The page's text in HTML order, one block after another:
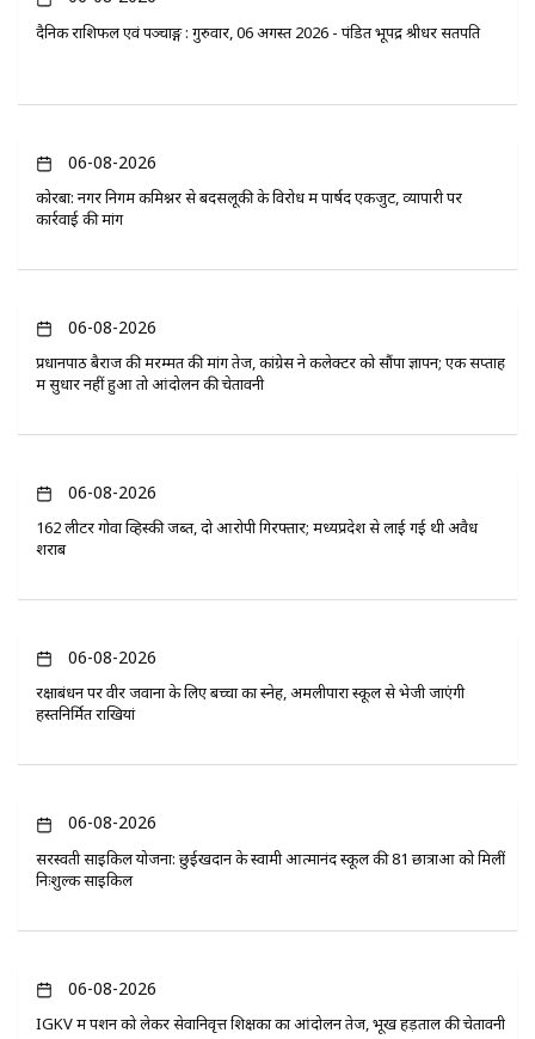
दैनिक राशिफल एवं पञ्चाङ्ग : गुरुवार, 06 अगस्त 2026 - पंडित भूपेंद्र श्रीधर सतपति
06-08-2026
कोरबा: नगर निगम कमिश्नर से बदसलूकी के विरोध में पार्षद एकजुट, व्यापारी पर
कार्रवाई की मांग
06-08-2026
प्रधानपाठ बैराज की मरम्मत की मांग तेज, कांग्रेस ने कलेक्टर को सौंपा ज्ञापन; एक सप्ताह
में सुधार नहीं हुआ तो आंदोलन की चेतावनी
06-08-2026
162 लीटर गोवा व्हिस्की जब्त, दो आरोपी गिरफ्तार; मध्यप्रदेश से लाई गई थी अवैध
शराब
06-08-2026
रक्षाबंधन पर वीर जवानों के लिए बच्चों का स्नेह, अमलीपारा स्कूल से भेजी जाएंगी
हस्तनिर्मित राखियां
06-08-2026
सरस्वती साइकिल योजना: छुईखदान के स्वामी आत्मानंद स्कूल की 81 छात्राओं को मिलीं
निःशुल्क साइकिलें
06-08-2026
IGKV में पेंशन को लेकर सेवानिवृत्त शिक्षकों का आंदोलन तेज, भूख हड़ताल की चेतावनी